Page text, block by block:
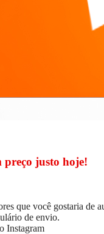
preço justo hoje!
que você gostaria de
de envio.
Instagram